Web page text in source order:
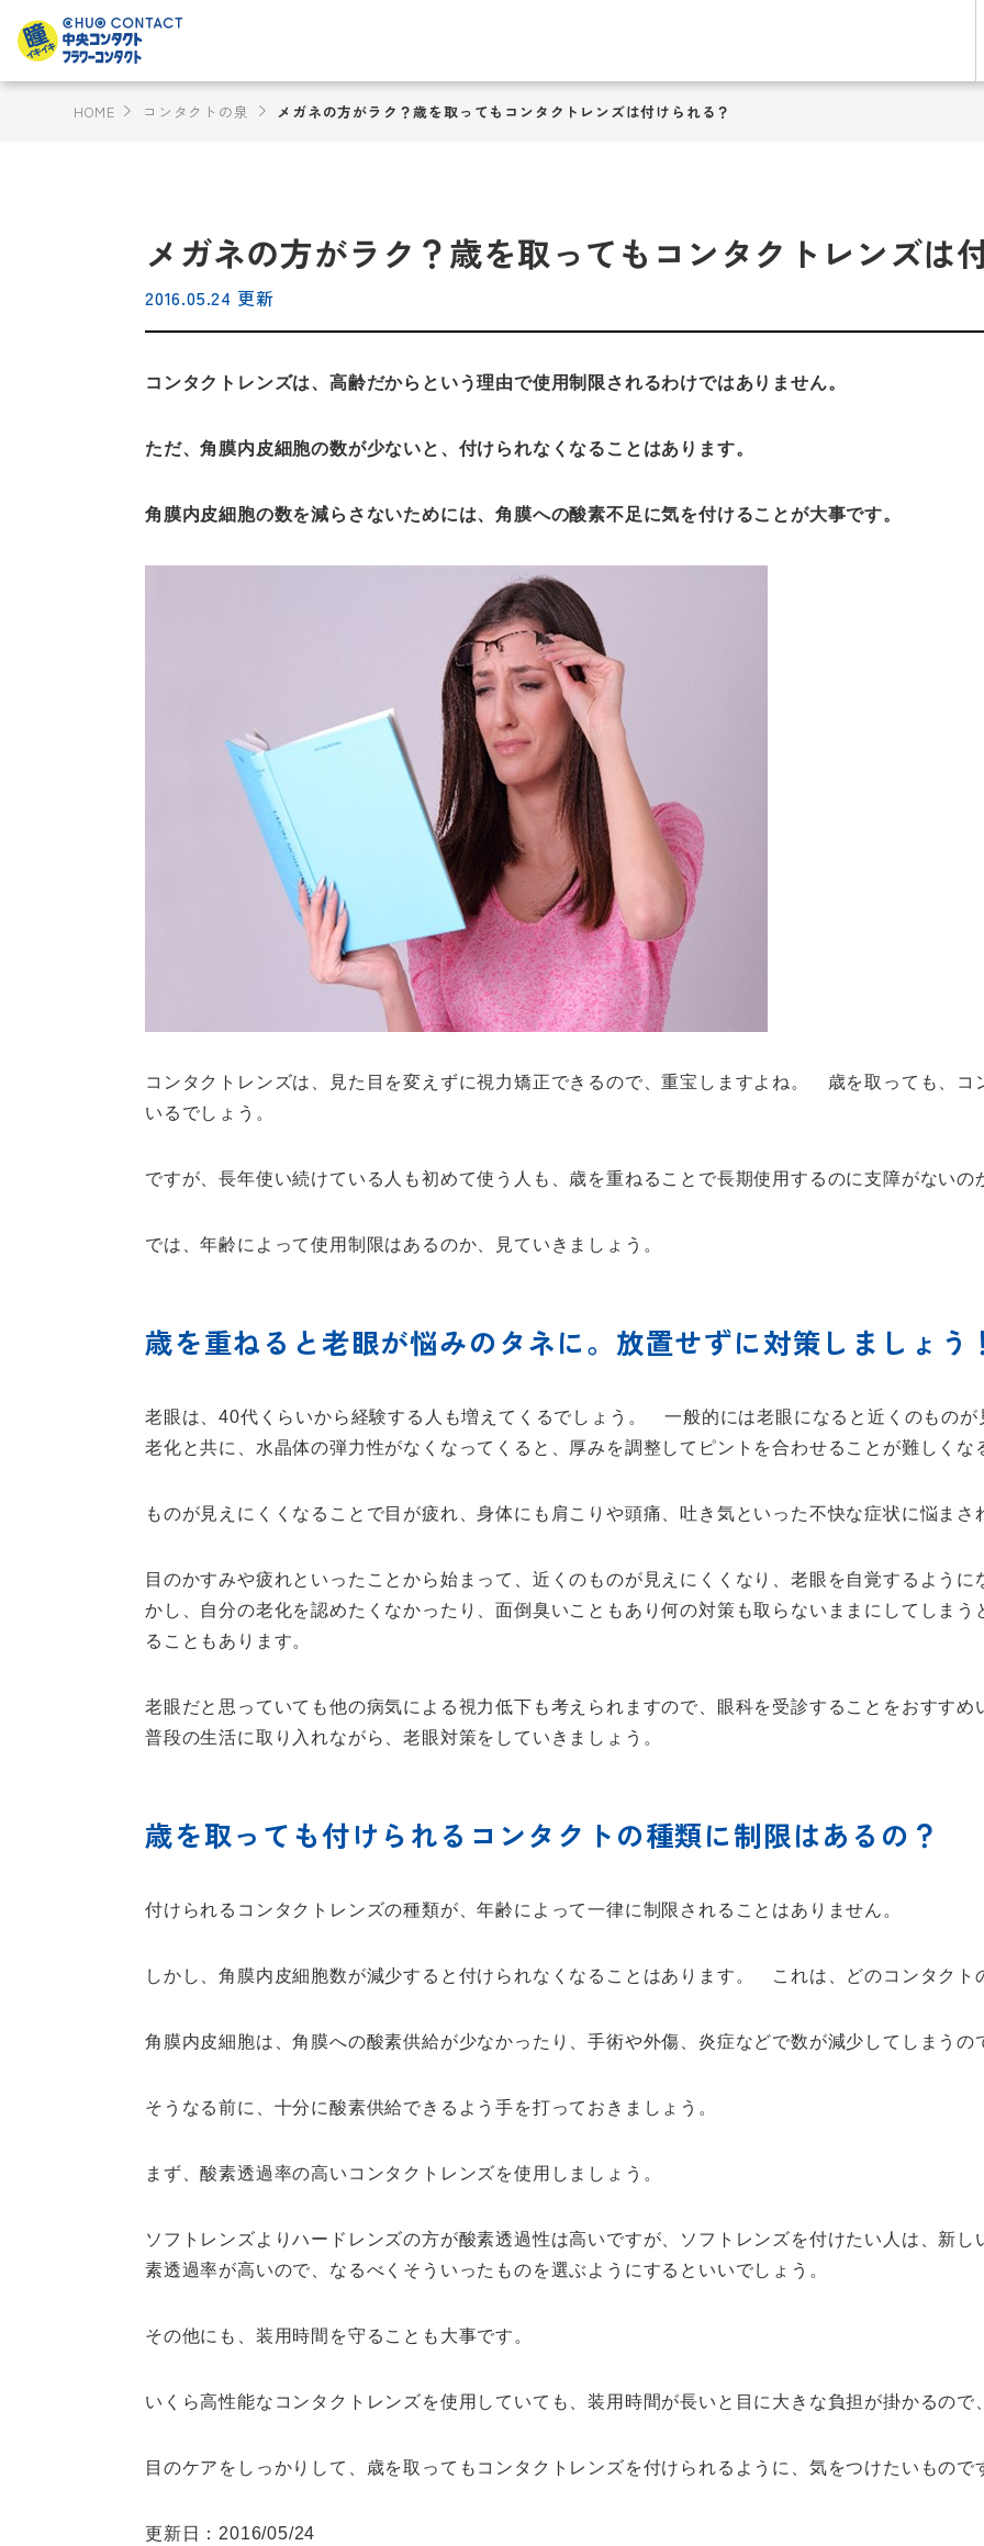
HOME コンタクトの泉 メガネの方がラク？歳を取ってもコンタクトレンズは付けられる？
メガネの方がラク？歳を取ってもコンタクトレンズは
2016.05.24 更新
コンタクトレンズは、高齢だからという理由で使用制限されるわけではありません。
ただ、角膜内皮細胞の数が少ないと、付けられなくなることはあります。
角膜内皮細胞の数を減らさないためには、角膜への酸素不足に気を付けることが大事です。
コンタクトレンズは、見た目を変えずに視力矯正できるので、重宝しますよね。 歳を取っても、コ
いるでしょう。
ですが、長年使い続けている人も初めて使う人も、歳を重ねることで長期使用するのに支障がない
では、年齢によって使用制限はあるのか、見ていきましょう。
歳を重ねると老眼が悩みのタネに。放置せずに対策しましょう
老眼は、40代くらいから経験する人も増えてくるでしょう。 一般的には老眼になると近くのもの
老化と共に、水晶体の弾力性がなくなってくると、厚みを調整してピントを合わせることが難しくな
ものが見えにくくなることで目が疲れ、身体にも肩こりや頭痛、吐き気といった不快な症状に悩まさ
目のかすみや疲れといったことから始まって、近くのものが見えにくくなり、老眼を自覚するよう
かし、自分の老化を認めたくなかったり、面倒臭いこともあり何の対策も取らないままにしてしま
ることもあります。
老眼だと思っていても他の病気による視力低下も考えられますので、眼科を受診することをおすす
普段の生活に取り入れながら、老眼対策をしていきましょう。
歳を取っても付けられるコンタクトの種類に制限はあるの？
付けられるコンタクトレンズの種類が、年齢によって一律に制限されることはありません。
しかし、角膜内皮細胞数が減少すると付けられなくなることはあります。 これは、どのコンタクト
角膜内皮細胞は、角膜への酸素供給が少なかったり、手術や外傷、炎症などで数が減少してしまうの
そうなる前に、十分に酸素供給できるよう手を打っておきましょう。
まず、酸素透過率の高いコンタクトレンズを使用しましょう。
ソフトレンズよりハードレンズの方が酸素透過性は高いですが、ソフトレンズを付けたい人は、新
素透過率が高いので、なるべくそういったものを選ぶようにするといいでしょう。
その他にも、装用時間を守ることも大事です。
いくら高性能なコンタクトレンズを使用していても、装用時間が長いと目に大きな負担が掛かるの
目のケアをしっかりして、歳を取ってもコンタクトレンズを付けられるように、気をつけたいもので
更新日：2016/05/24